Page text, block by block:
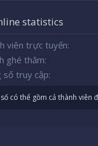
statistics
viên trực tuyến
ghé thăm
số truy cập
có thể gồm cả thành viên